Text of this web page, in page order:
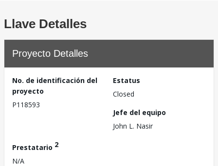
Llave Detalles
Proyecto Detalles
No. de identificación del
proyecto
P118593
Estatus
Closed
Jefe del equipo
John L. Nasir
Prestatario 2
N/A